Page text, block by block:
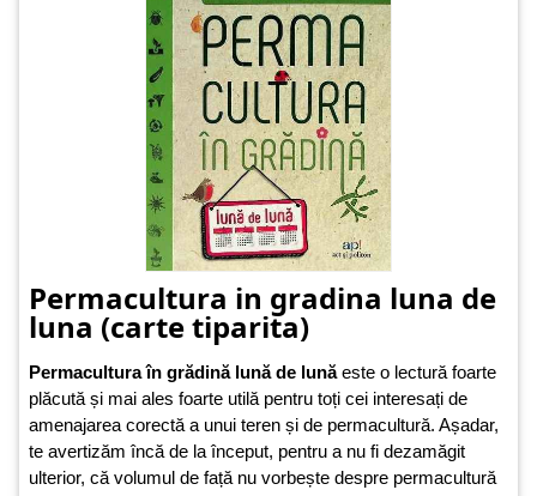
Permacultura in gradina luna de
luna (carte tiparita)
Permacultura în grădină lună de lunăeste o lectură foarte
plăcută și mai ales foarte utilă pentru toți cei interesați de
amenajarea corectă a unui teren și de permacultură. Așadar,
te avertizăm încă de la început, pentru a nu fi dezamăgit
ulterior, că volumul de față nu vorbește despre permacultură